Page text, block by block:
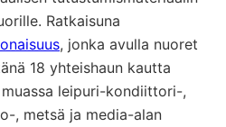
Ratkaisuna
, jonka avulla nuoret
18 yhteishaun kautta
leipuri-kondiittori-,
, metsä ja media-alan